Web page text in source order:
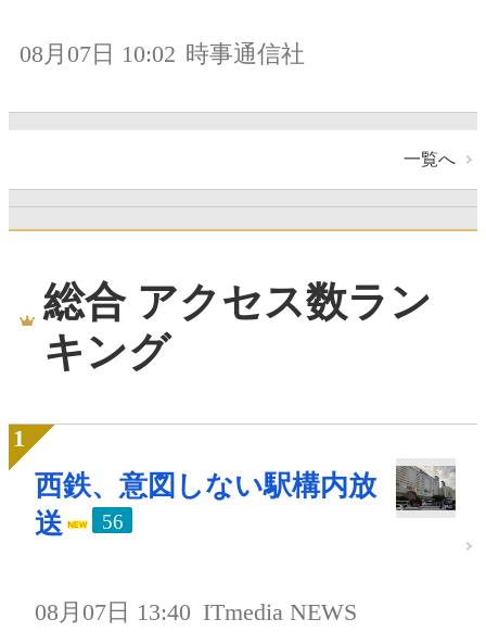
08月07日 10:02 時事通信社
一覧へ
総合 アクセス数ラン
キング
西鉄、意図しない駅構内放
送
56
08月07日 13:40 ITmedia NEWS